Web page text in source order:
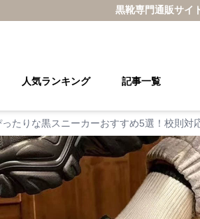
黒靴専門通販サイ
人気ランキング 記事一覧
たりな黒スニーカーおすすめ5選！校則対